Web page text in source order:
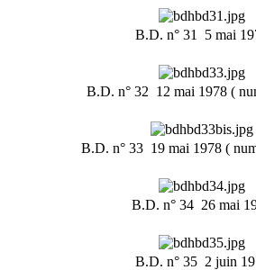
B.D. n° 31  5 mai
B.D. n° 32  12 mai 1978 (
B.D. n° 33  19 mai 1978 (
B.D. n° 34  26 mai
B.D. n° 35  2 juin